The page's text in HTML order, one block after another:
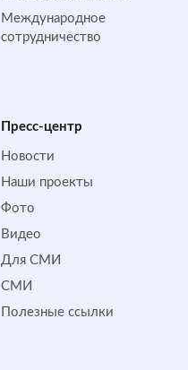
Международное
сотрудничество
Пресс-центр
Новости
Наши проекты
Фото
Видео
Для СМИ
СМИ
Полезные ссылки